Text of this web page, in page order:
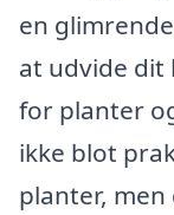
en
at udvide dit
for planter
ikke blot
planter,